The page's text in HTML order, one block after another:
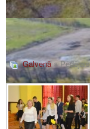
Galvenā»